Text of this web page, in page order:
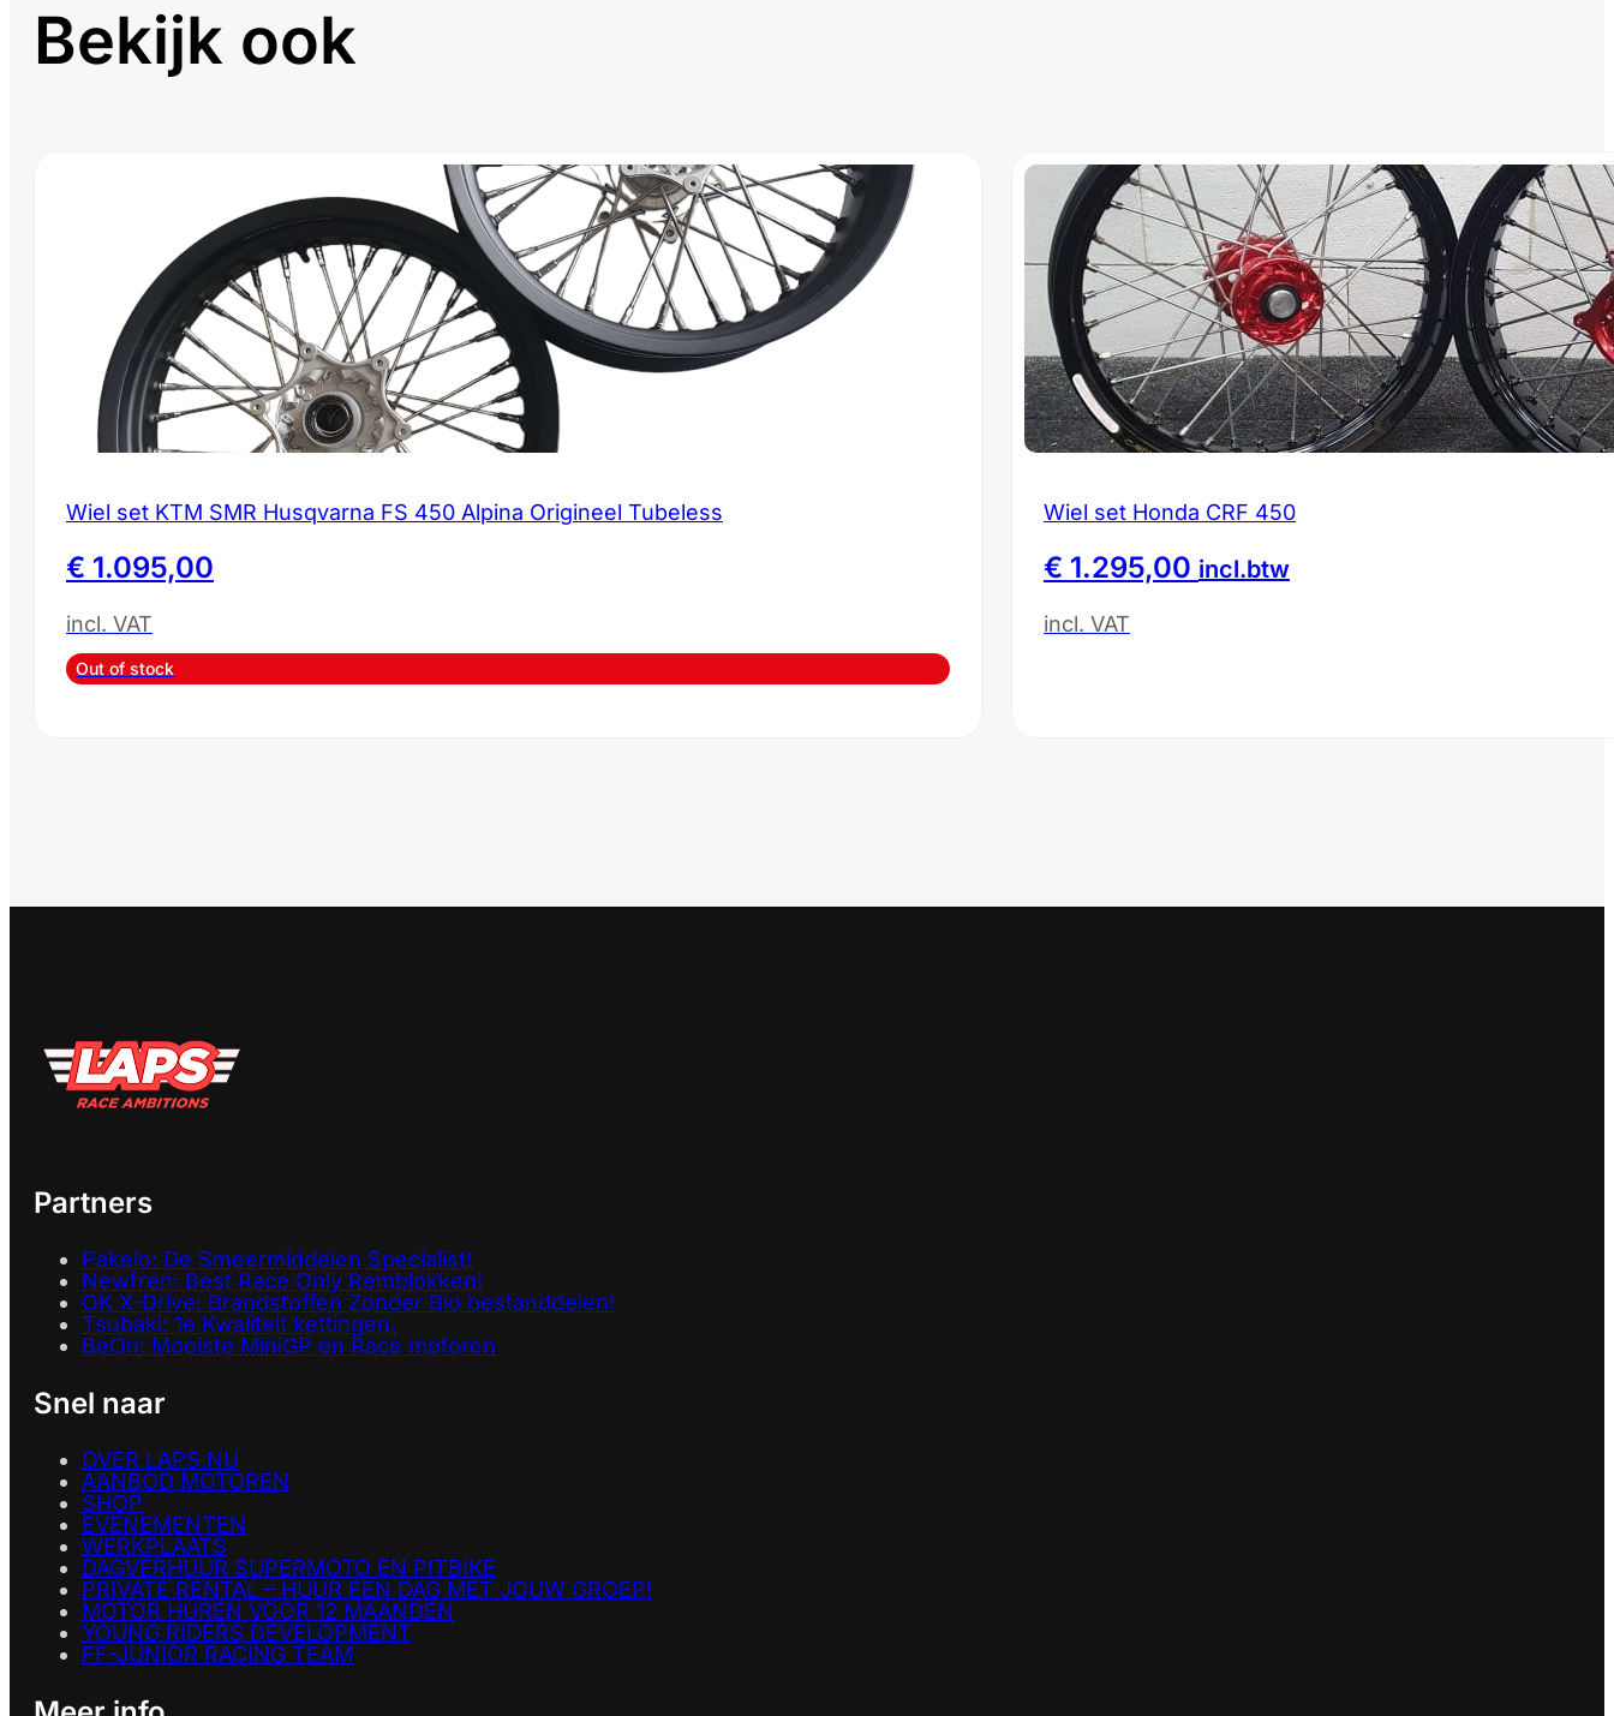
Bekijk ook
Wiel set KTM SMR Husqvarna FS 450 Alpina Origineel Tubeless
€ 1.095,00
incl. VAT
Out of stock
Wiel set Honda CRF 450
€ 1.295,00 incl.btw
incl. VAT
Partners
Pakelo: De Smeermiddelen Specialist!
Newfren: Best Race Only Remblokken!
OK X-Drive: Brandstoffen Zonder Bio bestanddelen!
Tsubaki: 1e Kwaliteit kettingen.
BeOn: Mooiste MiniGP en Race motoren
Snel naar
OVER LAPS.NU
AANBOD MOTOREN
SHOP
EVENEMENTEN
WERKPLAATS
DAGVERHUUR SUPERMOTO EN PITBIKE
PRIVATE RENTAL – HUUR EEN DAG MET JOUW GROEP!
MOTOR HUREN VOOR 12 MAANDEN
YOUNG RIDERS DEVELOPMENT
FF-JUNIOR RACING TEAM